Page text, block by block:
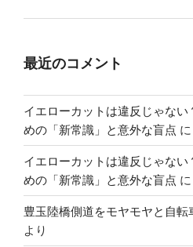
最近のコメント
イエローカットは違反じゃない
めの「新常識」と意外な盲点 に
イエローカットは違反じゃない
めの「新常識」と意外な盲点 に
豊玉陸橋側道をモヤモヤと自転
より